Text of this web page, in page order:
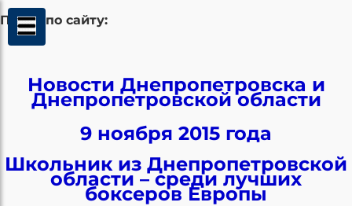
Поиск по сайту:
Новости Днепропетровска и
Днепропетровской области
9 ноября 2015 года
Школьник из Днепропетровской
области – среди лучших
боксеров Европы